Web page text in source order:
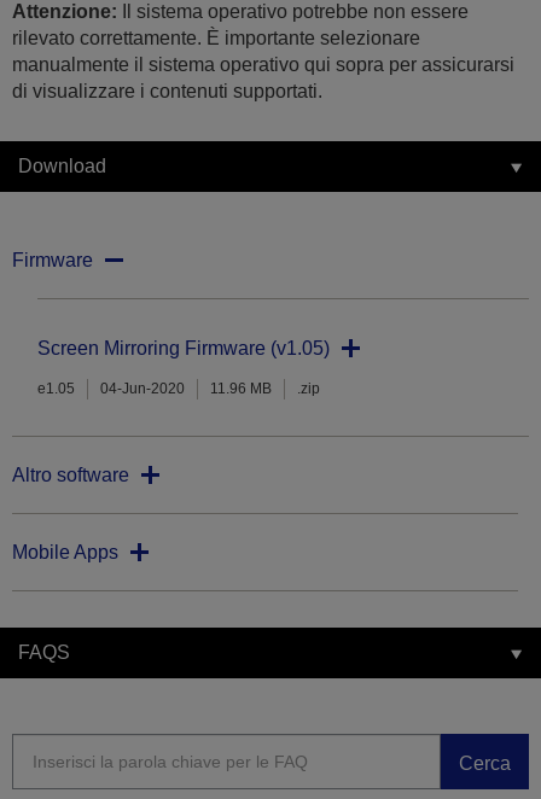
Attenzione: Il sistema operativo potrebbe non essere
rilevato correttamente. È importante selezionare
manualmente il sistema operativo qui sopra per assicurarsi
di visualizzare i contenuti supportati.
Download
Firmware
Screen Mirroring Firmware (v1.05)
e1.05 04-Jun-2020 11.96 MB .zip
Altro software
Mobile Apps
FAQS
Cerca